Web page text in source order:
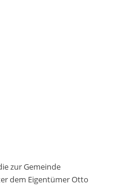
zur Gemeinde
dem Eigentümer Otto